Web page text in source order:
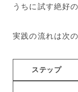
うちに試す絶好
実践の流れは次
ステップ